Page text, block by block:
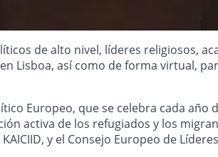
de alto nivel, líderes religiosos,
Lisboa, así como de forma virtual,
Europeo, que se celebra cada
activa de los refugiados y los
y el Consejo Europeo de